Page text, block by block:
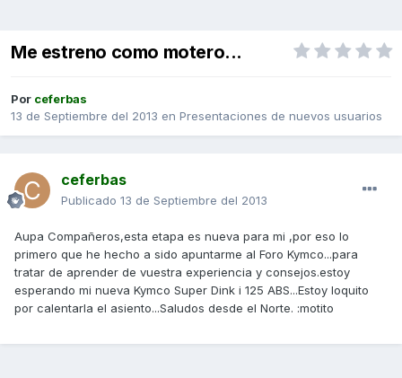
Me estreno como motero...
Por ceferbas
13 de Septiembre del 2013 en Presentaciones de nuevos usuarios
ceferbas
Publicado 13 de Septiembre del 2013
Aupa Compañeros,esta etapa es nueva para mi ,por eso lo
primero que he hecho a sido apuntarme al Foro Kymco...para
tratar de aprender de vuestra experiencia y consejos.estoy
esperando mi nueva Kymco Super Dink i 125 ABS...Estoy loquito
por calentarla el asiento...Saludos desde el Norte. :motito